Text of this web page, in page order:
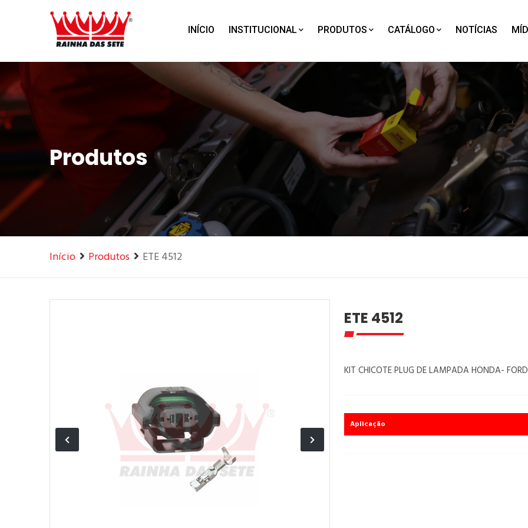
INÍCIO INSTITUCIONAL PRODUTOS CATÁLOGO NOTÍCIAS
Home Produtos
Produtos
Início Produtos ETE 4512
ETE 4512
KIT CHICOTE PLUG DE LAMPADA HONDA- FORD
Aplicação